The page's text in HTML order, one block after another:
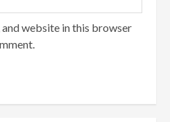
and website in this browser